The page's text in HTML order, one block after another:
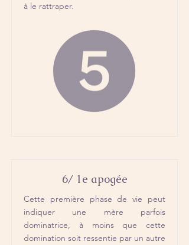
à le rattraper.
6/ 1e apogée
Cette première phase de vie peut
indiquer une mère parfois
dominatrice, à moins que cette
domination soit ressentie par un autre